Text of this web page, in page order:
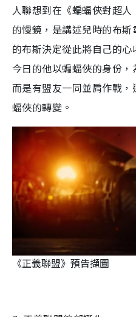
人聯想到在《蝙蝠俠對超
的慢鏡，是講述兒時的布
的布斯決定從此將自己的
今日的他以蝙蝠俠的身份，
而是有盟友一同並肩作戰
蝠俠的轉變。
《正義聯盟》預告擷圖